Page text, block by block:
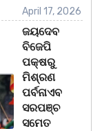
April 17, 2026
ଜୟଦେବ
ବିଜେପି
ପକ୍ଷରୁ
ମିଶ୍ରଣ
ପର୍ବନାଏବ
ସରପଞ୍ଚ
ସମେତ